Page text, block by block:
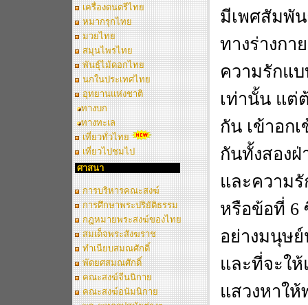
เครื่องดนตรีไทย
หมากรุกไทย
มวยไทย
สมุนไพรไทย
พันธุ์ไม้ดอกไทย
นกในประเทศไทย
อุทยานแห่งชาติ
ทางบก
ทางทะเล
เที่ยวทั่วไทย
เที่ยวไปชมไป
ศาสนา
การบริหารคณะสงฆ์
การศึกษาพระปริยัติธรรม
กฎหมายพระสงฆ์ของไทย
สมเด็จพระสังฆราช
ทำเนียบสมณศักดิ์
พัดยศสมณศักดิ์
คณะสงฆ์จีนนิกาย
คณะสงฆ์อนัมนิกาย
มีเพศสัมพั
ทางร่างกา
ความรักแ
เท่านั้น แต่
กัน เข้าอก
กันทั้งสองฝ่
และความรั
หรือข้อที่ 6
อย่างมนุษ
และที่จะใ
แสวงหาให้